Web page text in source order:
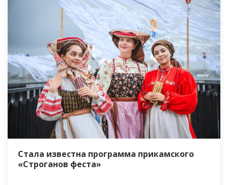
Стала известна программа прикамского
«Строганов феста»